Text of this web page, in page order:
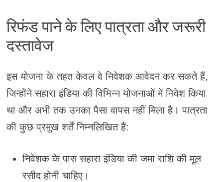
रिफंड पाने के लिए पात्रता और जरूरी
दस्तावेज
इस योजना के तहत केवल वे निवेशक आवेदन कर सकते हैं,
जिन्होंने सहारा इंडिया की विभिन्न योजनाओं में निवेश किया
था और अभी तक उनका पैसा वापस नहीं मिला है। पात्रता
की कुछ प्रमुख शर्तें निम्नलिखित हैं:
निवेशक के पास सहारा इंडिया की जमा राशि की मूल
रसीद होनी चाहिए।